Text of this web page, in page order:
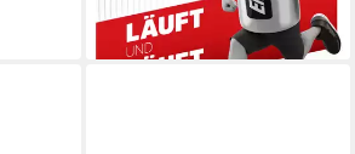
(0,76 €/ 1 Stk)
lieferbar - in 2-3 Werktagen bei dir